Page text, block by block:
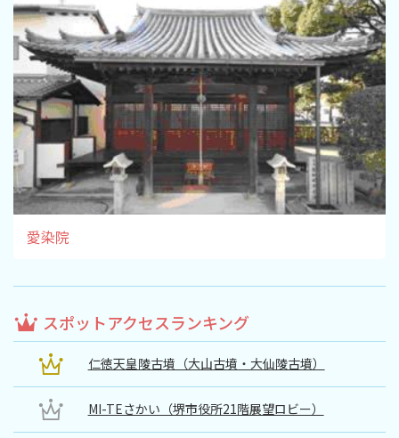
愛染院
スポットアクセスランキング
仁徳天皇陵古墳（大山古墳・大仙陵古墳）
MI-TEさかい（堺市役所21階展望ロビー）